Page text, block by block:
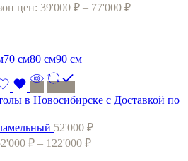
цен: 39'000 ₽ – 77'000 ₽
70 см80 cм90 см
52'000 ₽ –
₽ – 122'000 ₽